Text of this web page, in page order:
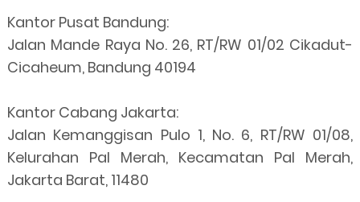
Kantor Pusat Bandung:
Jalan Mande Raya No. 26, RT/RW 01/02 Cikadut-
Cicaheum, Bandung 40194
Kantor Cabang Jakarta:
Jalan Kemanggisan Pulo 1, No. 6, RT/RW 01/08,
Kelurahan Pal Merah, Kecamatan Pal Merah,
Jakarta Barat, 11480